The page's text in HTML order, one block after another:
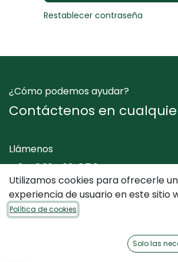
Restablecer contraseña
¿Cómo podemos ayudar?
Contáctenos en
Llámenos
+34 961 412 050
Envíenos un mensaje
Utilizamos cookies para ofrecerle
experiencia de usuario en este sitio
Política de cookies
Solo las